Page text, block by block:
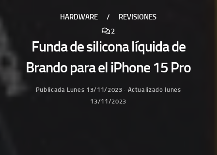
HARDWARE /
REVISIONES
2
Funda de silicona líquida de
Brando para el iPhone 15 Pro
Publicada Lunes 13/11/2023 · Actualizado lunes
13/11/2023